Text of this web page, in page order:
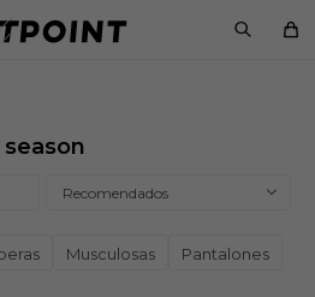
Recomendados
Musculosas
Pantalones